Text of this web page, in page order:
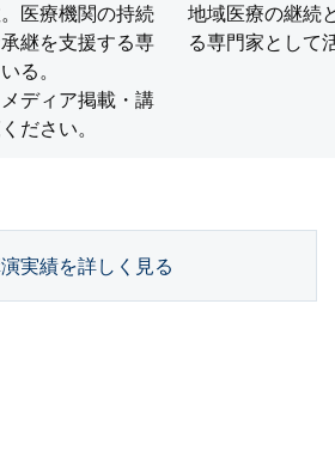
医療機関の持続
継を支援する専
る。
ディア掲載・講
ださい。
地域医療の継続
る専門家として
実績を詳しく見る